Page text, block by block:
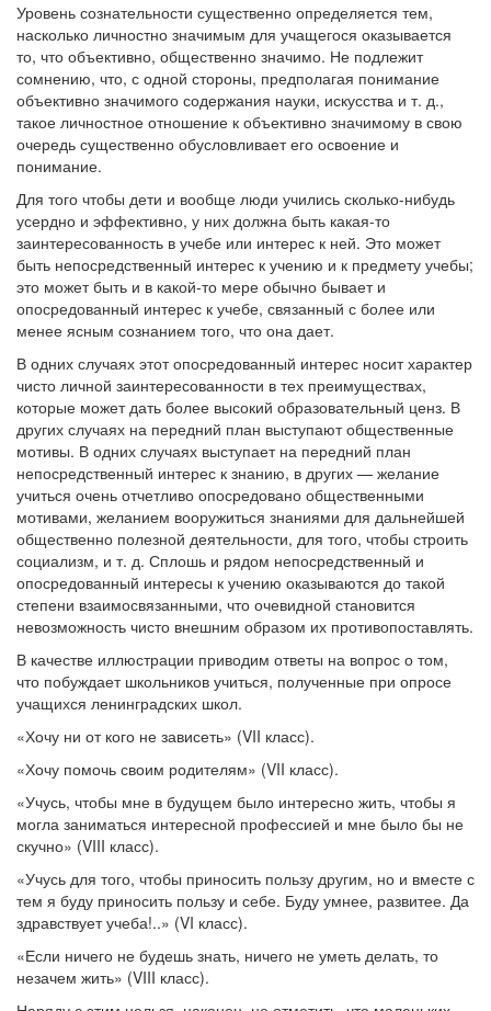
Уровень сознательности существенно определяется тем,
насколько личностно значимым для учащегося оказывается
то, что объективно, общественно значимо. Не подлежит
сомнению, что, с одной стороны, предполагая понимание
объективно значимого содержания науки, искусства и т. д.,
такое личностное отношение к объективно значимому в свою
очередь существенно обусловливает его освоение и
понимание.
Для того чтобы дети и вообще люди учились сколько-нибудь
усердно и эффективно, у них должна быть какая-то
заинтересованность в учебе или интерес к ней. Это может
быть непосредственный интерес к учению и к предмету учебы;
это может быть и в какой-то мере обычно бывает и
опосредованный интерес к учебе, связанный с более или
менее ясным сознанием того, что она дает.
В одних случаях этот опосредованный интерес носит характер
чисто личной заинтересованности в тех преимуществах,
которые может дать более высокий образовательный ценз. В
других случаях на передний план выступают общественные
мотивы. В одних случаях выступает на передний план
непосредственный интерес к знанию, в других — желание
учиться очень отчетливо опосредовано общественными
мотивами, желанием вооружиться знаниями для дальнейшей
общественно полезной деятельности, для того, чтобы строить
социализм, и т. д. Сплошь и рядом непосредственный и
опосредованный интересы к учению оказываются до такой
степени взаимосвязанными, что очевидной становится
невозможность чисто внешним образом их противопоставлять.
В качестве иллюстрации приводим ответы на вопрос о том,
что побуждает школьников учиться, полученные при опросе
учащихся ленинградских школ.
«Хочу ни от кого не зависеть» (VII класс).
«Хочу помочь своим родителям» (VII класс).
«Учусь, чтобы мне в будущем было интересно жить, чтобы я
могла заниматься интересной профессией и мне было бы не
скучно» (VIII класс).
«Учусь для того, чтобы приносить пользу другим, но и вместе с
тем я буду приносить пользу и себе. Буду умнее, развитее. Да
здравствует учеба!..» (VI класс).
«Если ничего не будешь знать, ничего не уметь делать, то
незачем жить» (VIII класс).